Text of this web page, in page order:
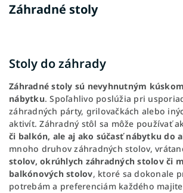
Záhradné stoly
Stoly do záhrady
Záhradné stoly sú nevyhnutným
nábytku. Spoľahlivo poslúžia pri
záhradných párty, grilovačkách alebo
aktivít. Záhradný stôl sa môže používať
či balkón, ale aj ako súčasť nábytku do
mnoho druhov záhradných stolov,
stolov, okrúhlych záhradných stolov či
balkónových stolov, ktoré sa dokonale
potrebám a preferenciám každého